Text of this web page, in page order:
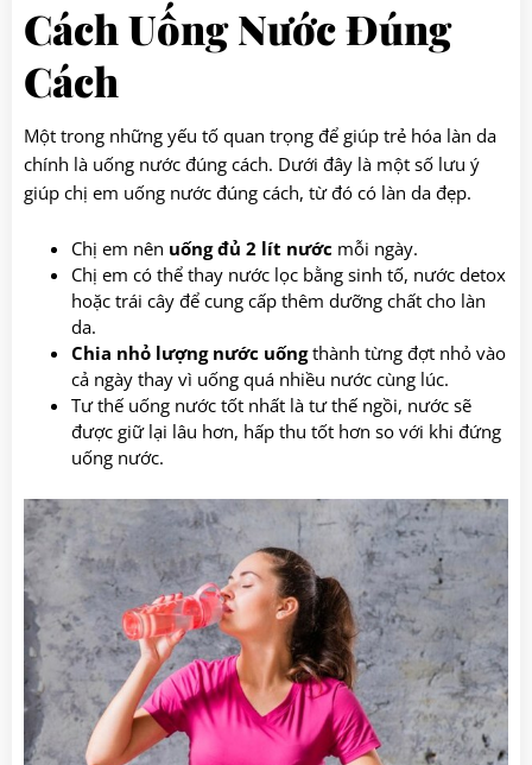
Cách Uống Nước Đúng
Cách
Một trong những yếu tố quan trọng để giúp trẻ hóa làn da
chính là uống nước đúng cách. Dưới đây là một số lưu ý
giúp chị em uống nước đúng cách, từ đó có làn da đẹp.
Chị em nên uống đủ 2 lít nước mỗi ngày.
Chị em có thể thay nước lọc bằng sinh tố, nước detox
hoặc trái cây để cung cấp thêm dưỡng chất cho làn
da.
Chia nhỏ lượng nước uốngthành từng đợt nhỏ vào
cả ngày thay vì uống quá nhiều nước cùng lúc.
Tư thế uống nước tốt nhất là tư thế ngồi, nước sẽ
được giữ lại lâu hơn, hấp thu tốt hơn so với khi đứng
uống nước.